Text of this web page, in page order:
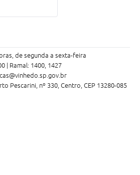
de segunda a sexta-feira
| Ramal: 1400, 1427
Pescarini, nº 330, Centro, CEP 13280-085